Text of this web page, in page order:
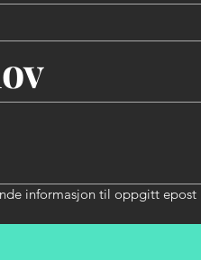
informasjon til oppgitt epost